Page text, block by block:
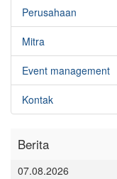
Perusahaan
Mitra
Event management
Kontak
Berita
07.08.2026